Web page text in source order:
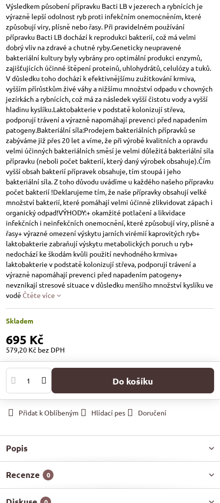
Výsledkem působení přípravku Bacti LB v jezerech a rybnících je
výrazně lepší odolnost ryb proti infekčním onemocněním, které
způsobují viry, plísně nebo řasy. Při pravidelném používání
přípravku Bacti LB dochází k reprodukci bakterií, což má velmi
dobrý vliv na zdravé a chutné ryby.Geneticky neupravené
bakteriální kultury byly vybrány pro optimální produkci enzymů,
zajišťujících účinné štěpení proteinů, uhlohydrátů, celulózy a tuků.
V důsledku toho dochází k efektivnějšímu zužitkování krmiva,
vyšším přírůstkům živé váhy a nižšímu množství odpadu v chovných
jezírkách a rybnících, což má za následek vyšší čistotu vody a vyšší
hladinu kyslíku.Laktobakterie v podstatě kolonizují střeva,
podporují trávení a výrazně napomáhají prevenci před napadením
patogeny.Bakteriální síla:Prodejem bakteriálních přípravků se
zabýváme již přes 20 let a víme, že při výrobě kvalitních a opravdu
velmi účinných bakteriálních směsí je velmi důležitá bakteriální síla
přípravku (neboli počet bakterií, který daný výrobek obsahuje).Čím
vyšší obsah bakterií přípravek obsahuje, tím stoupá i jeho
bakteriální síla. Z toho důvodu uvádíme u každého našeho přípravku
počet bakterií !Deklarujeme tím, že naše přípravky obsahují velké
množství bakterií, které pomáhají velmi účinně zlikvidovat zápach i
organický odpad!VÝHODY:+ okamžité potlačení a likvidace
infekčních i neinfekčních onemocnění, které způsobují viry, plísně a
řasy+ výrazné omezení výskytu jarních virémií kaprovitých ryb+
laktobakterie zabraňují výskytu metabolických poruch u ryb+
nedochází ke škodám kvůli použití nevhodného krmiva+
laktobakterie v podstatě kolonizují střeva, podporují trávení a
výrazně napomáhají prevenci před napadením patogeny+
nevznikají stresové situace v důsledku menšího množství kyslíku ve
vodě Čtěte více
Skladem
695 Kč
579,20 Kč bez DPH
Do košíku
Přidat k Oblíbeným Hlídací pes Doručení
Popis
Recenze 0